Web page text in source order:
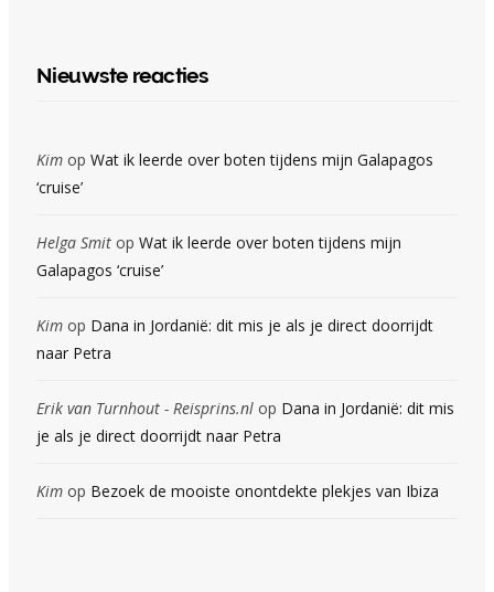
Nieuwste reacties
Kim op Wat ik leerde over boten tijdens mijn Galapagos
‘cruise’
Helga Smit op Wat ik leerde over boten tijdens mijn
Galapagos ‘cruise’
Kim op Dana in Jordanië: dit mis je als je direct doorrijdt
naar Petra
Erik van Turnhout - Reisprins.nl op Dana in Jordanië: dit mis
je als je direct doorrijdt naar Petra
Kim op Bezoek de mooiste onontdekte plekjes van Ibiza